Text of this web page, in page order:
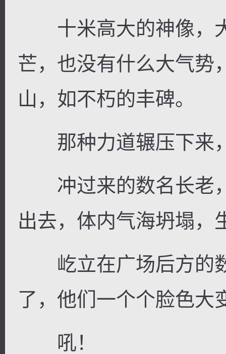
十米高大的神像，
芒，也没有什么大气势
山，如不朽的丰碑。
那种力道辗压下来
冲过来的数名长老
出去，体内气海坍塌，
屹立在广场后方的
了，他们一个个脸色大
吼！